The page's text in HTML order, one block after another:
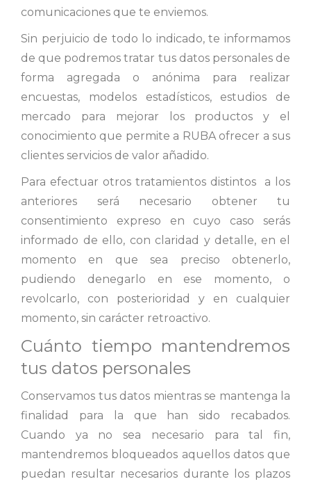
comunicaciones que te enviemos.
Sin perjuicio de todo lo indicado, te informamos
de que podremos tratar tus datos personales de
forma agregada o anónima para realizar
encuestas, modelos estadísticos, estudios de
mercado para mejorar los productos y el
conocimiento que permite a RUBA ofrecer a sus
clientes servicios de valor añadido.
Para efectuar otros tratamientos distintos a los
anteriores será necesario obtener tu
consentimiento expreso en cuyo caso serás
informado de ello, con claridad y detalle, en el
momento en que sea preciso obtenerlo,
pudiendo denegarlo en ese momento, o
revolcarlo, con posterioridad y en cualquier
momento, sin carácter retroactivo.
Cuánto tiempo mantendremos
tus datos personales
Conservamos tus datos mientras se mantenga la
finalidad para la que han sido recabados.
Cuando ya no sea necesario para tal fin,
mantendremos bloqueados aquellos datos que
puedan resultar necesarios durante los plazos